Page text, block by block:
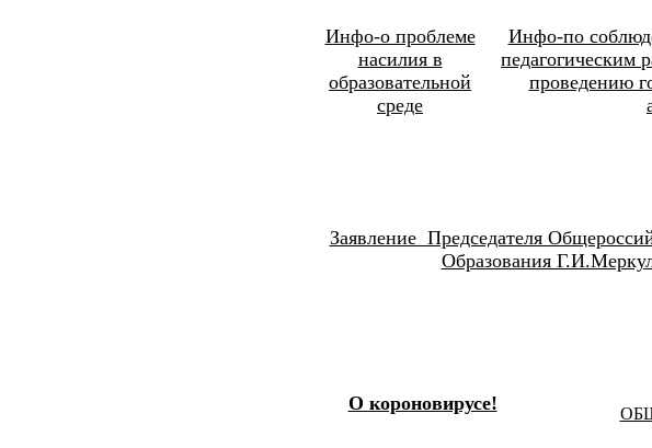
Инфо-о проблеме
насилия в
образовательной
среде
Инфо-по
педагогическим
проведению
Заявление Председателя
Образования
О короновирусе!